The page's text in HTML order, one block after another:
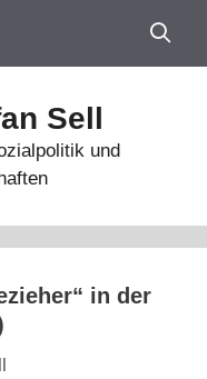
Sell
und
in der